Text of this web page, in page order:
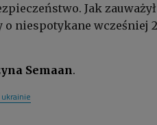
Jak zauważył
o niespotykane wcześniej
Semaan.